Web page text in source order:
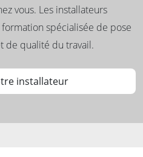
vous. Les installateurs
spécialisée de pose
de qualité du travail.
installateur